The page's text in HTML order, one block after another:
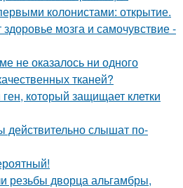
колонистами: открытие.
мозга и самочувствие -
не оказалось ни одного
тканей?
который защищает клетки
слышат по-
резьбы дворца альгамбры,